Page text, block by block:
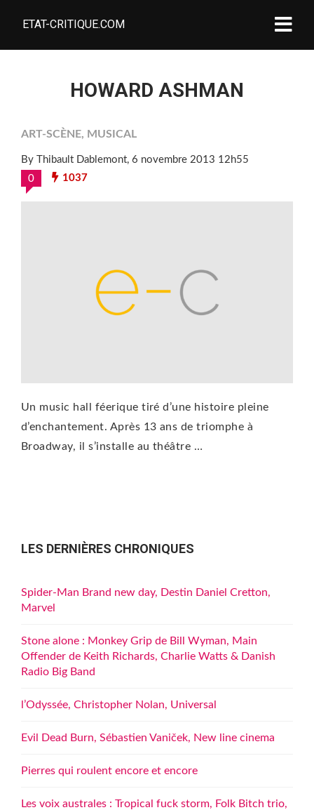
ETAT-CRITIQUE.COM
HOWARD ASHMAN
ART-SCÈNE, MUSICAL
By Thibault Dablemont, 6 novembre 2013 12h55
0
1037
Un music hall féerique tiré d’une histoire pleine
d’enchantement. Après 13 ans de triomphe à
Broadway, il s’installe au théâtre …
LES DERNIÈRES CHRONIQUES
Spider-Man Brand new day, Destin Daniel Cretton,
Marvel
Stone alone : Monkey Grip de Bill Wyman, Main
Offender de Keith Richards, Charlie Watts & Danish
Radio Big Band
l’Odyssée, Christopher Nolan, Universal
Evil Dead Burn, Sébastien Vaniček, New line cinema
Pierres qui roulent encore et encore
Les voix australes : Tropical fuck storm, Folk Bitch trio,